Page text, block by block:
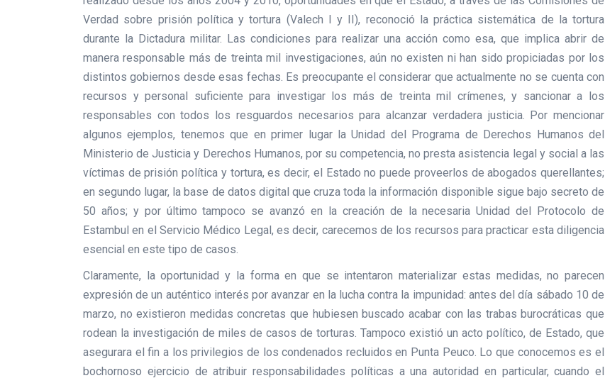
Verdad sobre prisión política y tortura (Valech I y II), reconoció la práctica sistemática de la tortura
durante la Dictadura militar. Las condiciones para realizar una acción como esa, que implica abrir de
manera responsable más de treinta mil investigaciones, aún no existen ni han sido propiciadas por los
distintos gobiernos desde esas fechas. Es preocupante el considerar que actualmente no se cuenta con
recursos y personal suficiente para investigar los más de treinta mil crímenes, y sancionar a los
responsables con todos los resguardos necesarios para alcanzar verdadera justicia. Por mencionar
algunos ejemplos, tenemos que en primer lugar la Unidad del Programa de Derechos Humanos del
Ministerio de Justicia y Derechos Humanos, por su competencia, no presta asistencia legal y social a las
víctimas de prisión política y tortura, es decir, el Estado no puede proveerlos de abogados querellantes;
en segundo lugar, la base de datos digital que cruza toda la información disponible sigue bajo secreto de
50 años; y por último tampoco se avanzó en la creación de la necesaria Unidad del Protocolo de
Estambul en el Servicio Médico Legal, es decir, carecemos de los recursos para practicar esta diligencia
esencial en este tipo de casos.
Claramente, la oportunidad y la forma en que se intentaron materializar estas medidas, no parecen
expresión de un auténtico interés por avanzar en la lucha contra la impunidad: antes del día sábado 10 de
marzo, no existieron medidas concretas que hubiesen buscado acabar con las trabas burocráticas que
rodean la investigación de miles de casos de torturas. Tampoco existió un acto político, de Estado, que
asegurara el fin a los privilegios de los condenados recluidos en Punta Peuco. Lo que conocemos es el
bochornoso ejercicio de atribuir responsabilidades políticas a una autoridad en particular, cuando el